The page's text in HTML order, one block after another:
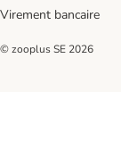
Virement bancaire
© zooplus SE 2026